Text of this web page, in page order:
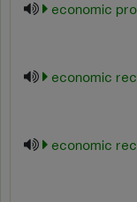
economic
economic
economic